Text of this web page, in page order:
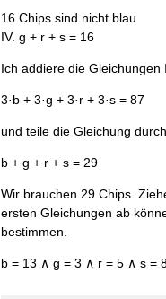
16 Chips sind nicht blau
IV. g + r + s = 16
Ich addiere die Gleichungen
3·b + 3·g + 3·r + 3·s = 87
und teile die Gleichung
b + g + r + s = 29
Wir brauchen 29 Chips.
ersten Gleichungen ab
bestimmen.
b = 13 ∧ g = 3 ∧ r = 5 ∧ s =